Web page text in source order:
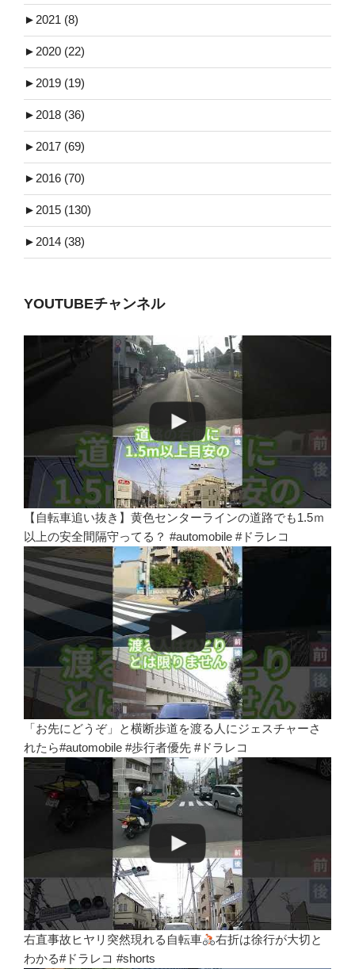
► 2021 (8)
► 2020 (22)
► 2019 (19)
► 2018 (36)
► 2017 (69)
► 2016 (70)
► 2015 (130)
► 2014 (38)
YOUTUBEチャンネル
【自転車追い抜き】黄色センターラインの道路でも1.5ｍ
以上の安全間隔守ってる？ #automobile #ドラレコ
「お先にどうぞ」と横断歩道を渡る人にジェスチャーさ
れたら#automobile #歩行者優先 #ドラレコ
右直事故ヒヤリ突然現れる自転車
右折は徐行が大切と
わかる#ドラレコ #shorts